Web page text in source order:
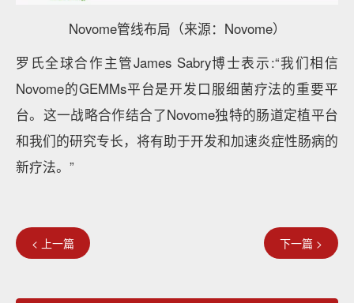
Novome管线布局（来源：Novome）
罗氏全球合作主管James Sabry博士表示:“我们相信
Novome的GEMMs平台是开发口服细菌疗法的重要平
台。这一战略合作结合了Novome独特的肠道定植平台
和我们的研究专长，将有助于开发和加速炎症性肠病的
新疗法。”
< 上一篇 下一篇 >